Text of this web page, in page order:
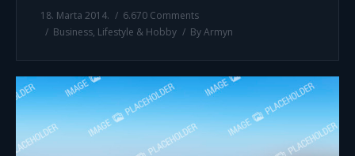
18. Marta 2014.
6.670 Comments
Business, Lifestyle & Hobby ByArmyn